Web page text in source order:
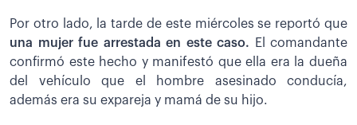
Por otro lado, la tarde de este miércoles se reportó que
una mujer fue arrestada en este caso.
El comandante
confirmó este hecho y manifestó que ella era la dueña
del vehículo que el hombre asesinado conducía,
además era su expareja y mamá de su hijo.